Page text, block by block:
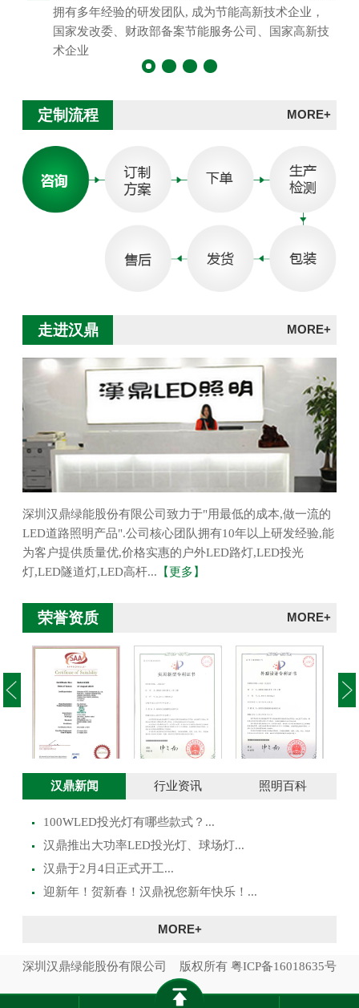
拥有多年经验的研发团队, 成为节能高新技术企业，
国家发改委、财政部备案节能服务公司、国家高新技
术企业
定制流程 MORE+
走进汉鼎 MORE+
深圳汉鼎绿能股份有限公司致力于"用最低的成本,做一流的
LED道路照明产品".公司核心团队拥有10年以上研发经验,能
为客户提供质量优,价格实惠的户外LED路灯,LED投光
灯,LED隧道灯,LED高杆... 【更多】
荣誉资质 MORE+
澳大利亚SAA证
书
投光灯实用新型
投光灯外观设计
汉鼎新闻 行业资讯 照明百科
100WLED投光灯有哪些款式？...
​汉鼎推出大功率LED投光灯、球场灯...
汉鼎于2月4日正式开工...
迎新年！贺新春！汉鼎祝您新年快乐！...
MORE+
深圳汉鼎绿能股份有限公司 版权所有 粤ICP备16018635号